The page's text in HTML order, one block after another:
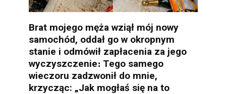
Brat mojego męża wziął mój nowy
samochód, oddał go w okropnym
stanie i odmówił zapłacenia za jego
wyczyszczenie։ Tego samego
wieczoru zadzwonił do mnie,
krzycząc: „Jak mogłaś się na to